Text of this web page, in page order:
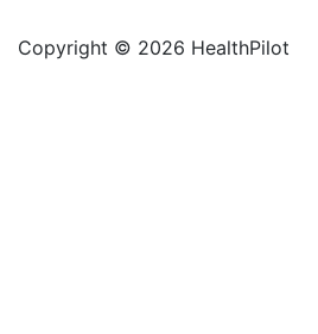
Copyright © 2026 HealthPilot